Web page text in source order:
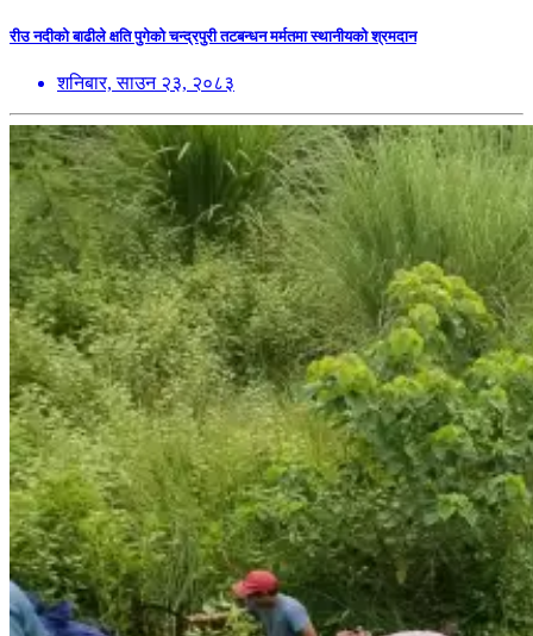
रीउ नदीको बाढीले क्षति पुगेको चन्द्रपुरी तटबन्धन मर्मतमा स्थानीयको श्रमदान
शनिबार, साउन २३, २०८३